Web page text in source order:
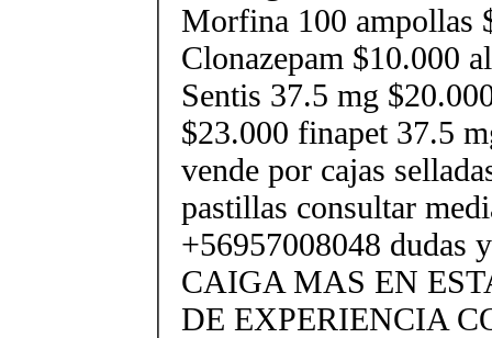
Morfina 100 ampollas
Clonazepam $10.000
Sentis 37.5 mg
$23.000 finapet 37.5
vende por cajas
pastillas consultar
+56957008048 dudas
CAIGA MAS EN
DE EXPERIENCIA